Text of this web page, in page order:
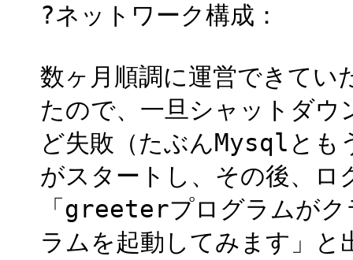
?ネットワーク構成：
数ヶ月順調に運営できてい
たので、一旦シャットダウ
ど失敗（たぶんMysqlとも
がスタートし、その後、ロ
「greeterプログラムがク
ラムを起動してみます」と